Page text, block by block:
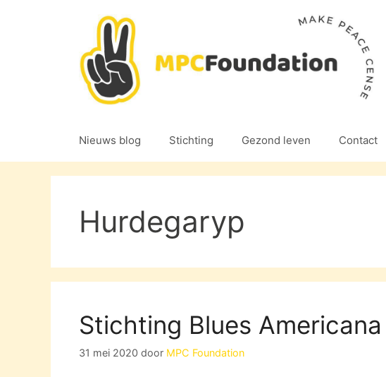
Nieuws blog Stichting Gezond leven Contact
Hurdegaryp
Stichting Blues
31 mei 2020 door MPC Foundation